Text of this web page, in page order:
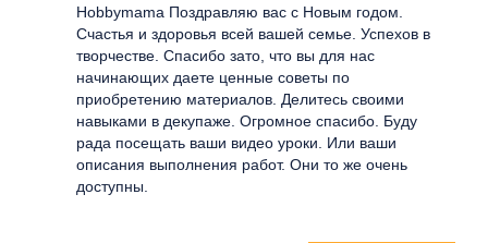
Hobbymama Поздравляю вас с Новым годом.
Счастья и здоровья всей вашей семье. Успехов в
творчестве. Спасибо зато, что вы для нас
начинающих даете ценные советы по
приобретению материалов. Делитесь своими
навыками в декупаже. Огромное спасибо. Буду
рада посещать ваши видео уроки. Или ваши
описания выполнения работ. Они то же очень
доступны.